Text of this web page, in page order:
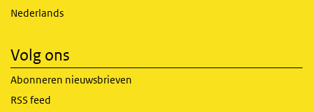
Nederlands
Volg ons
Abonneren nieuwsbrieven
RSS feed